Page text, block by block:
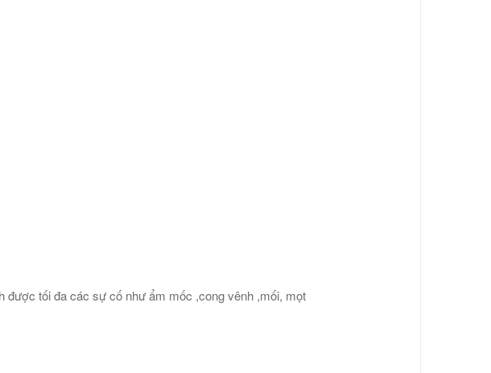
được tối đa các sự cố như ẩm mốc ,cong vênh ,mối, mọt